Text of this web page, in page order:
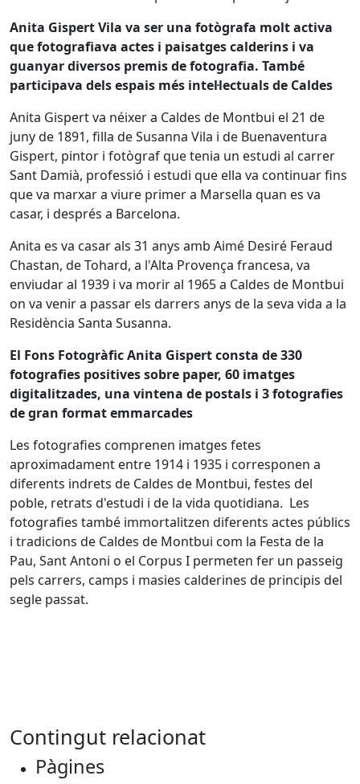
Anita Gispert Vila va ser una fotògrafa molt activa
que fotografiava actes i paisatges calderins i va
guanyar diversos premis de fotografia. També
participava dels espais més intel·lectuals de Caldes
Anita Gispert va néixer a Caldes de Montbui el 21 de
juny de 1891, filla de Susanna Vila i de Buenaventura
Gispert, pintor i fotògraf que tenia un estudi al carrer
Sant Damià, professió i estudi que ella va continuar fins
que va marxar a viure primer a Marsella quan es va
casar, i després a Barcelona.
Anita es va casar als 31 anys amb Aimé Desiré Feraud
Chastan, de Tohard, a l'Alta Provença francesa, va
enviudar al 1939 i va morir al 1965 a Caldes de Montbui
on va venir a passar els darrers anys de la seva vida a la
Residència Santa Susanna.
El Fons Fotogràfic Anita Gispert consta de 330
fotografies positives sobre paper, 60 imatges
digitalitzades, una vintena de postals i 3 fotografies
de gran format emmarcades
Les fotografies comprenen imatges fetes
aproximadament entre 1914 i 1935 i corresponen a
diferents indrets de Caldes de Montbui, festes del
poble, retrats d'estudi i de la vida quotidiana. Les
fotografies també immortalitzen diferents actes públics
i tradicions de Caldes de Montbui com la Festa de la
Pau, Sant Antoni o el Corpus I permeten fer un passeig
pels carrers, camps i masies calderines de principis del
segle passat.
Contingut relacionat
Pàgines